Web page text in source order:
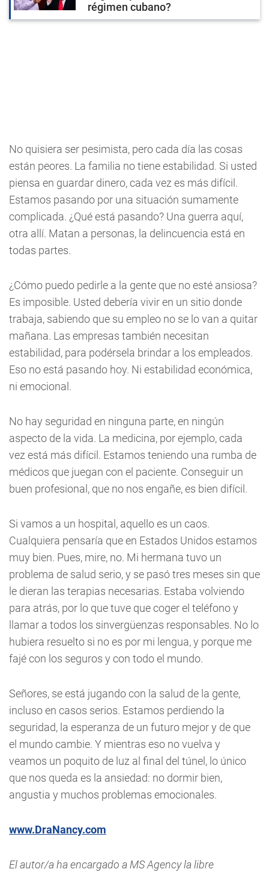
régimen cubano?
No quisiera ser pesimista, pero cada día las cosas
están peores. La familia no tiene estabilidad. Si usted
piensa en guardar dinero, cada vez es más difícil.
Estamos pasando por una situación sumamente
complicada. ¿Qué está pasando? Una guerra aquí,
otra allí. Matan a personas, la delincuencia está en
todas partes.
¿Cómo puedo pedirle a la gente que no esté ansiosa?
Es imposible. Usted debería vivir en un sitio donde
trabaja, sabiendo que su empleo no se lo van a quitar
mañana. Las empresas también necesitan
estabilidad, para podérsela brindar a los empleados.
Eso no está pasando hoy. Ni estabilidad económica,
ni emocional.
No hay seguridad en ninguna parte, en ningún
aspecto de la vida. La medicina, por ejemplo, cada
vez está más difícil. Estamos teniendo una rumba de
médicos que juegan con el paciente. Conseguir un
buen profesional, que no nos engañe, es bien difícil.
Si vamos a un hospital, aquello es un caos.
Cualquiera pensaría que en Estados Unidos estamos
muy bien. Pues, mire, no. Mi hermana tuvo un
problema de salud serio, y se pasó tres meses sin que
le dieran las terapias necesarias. Estaba volviendo
para atrás, por lo que tuve que coger el teléfono y
llamar a todos los sinvergüenzas responsables. No lo
hubiera resuelto si no es por mi lengua, y porque me
fajé con los seguros y con todo el mundo.
Señores, se está jugando con la salud de la gente,
incluso en casos serios. Estamos perdiendo la
seguridad, la esperanza de un futuro mejor y de que
el mundo cambie. Y mientras eso no vuelva y
veamos un poquito de luz al final del túnel, lo único
que nos queda es la ansiedad: no dormir bien,
angustia y muchos problemas emocionales.
www.DraNancy.com
El autor/a ha encargado a MS Agency la libre